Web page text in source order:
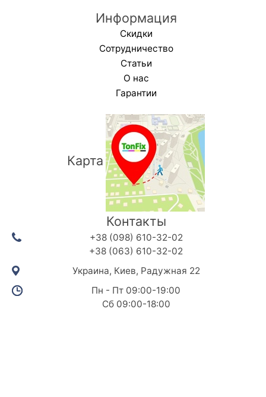
Информация
Скидки
Сотрудничество
Статьи
О нас
Гарантии
Карта
Контакты
+38 (098) 610-32-02
+38 (063) 610-32-02
Украина, Киев, Радужная 22
Пн - Пт 09:00-19:00
Сб 09:00-18:00